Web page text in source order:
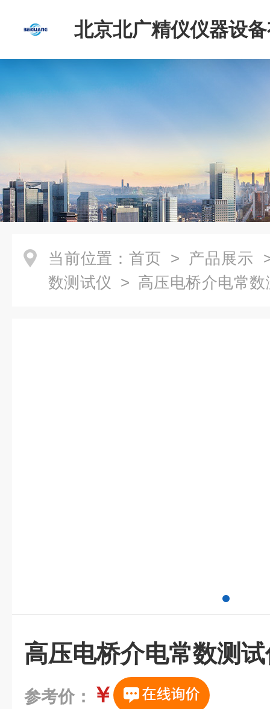
北京北广精仪仪器设
司
当前位置： 首页 > 产品展示
数测试仪 > 高压电桥介电常数
高压电桥介电常数测
参考价： ￥